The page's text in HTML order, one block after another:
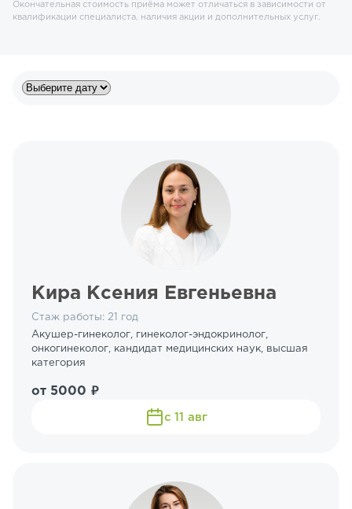
Окончательная стоимость приёма может отличаться в зависимости от
квалификации специалиста, наличия акции и дополнительных услуг.
Кира Ксения Евгеньевна
Стаж работы: 21 год
Акушер-гинеколог, гинеколог-эндокринолог,
онкогинеколог, кандидат медицинских наук, высшая
категория
от 5000 ₽
с 11 авг